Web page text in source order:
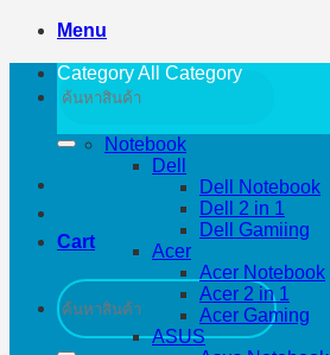
Menu
Search
for:
Cart
Search
for:
Category All Category
Notebook
Dell
Dell Notebook
Dell 2 in 1
Dell Gamiing
Acer
Acer Notebook
Acer 2 in 1
Acer Gaming
ASUS